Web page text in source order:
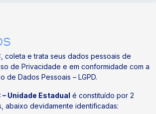
, coleta e trata seus dados pessoais de
de Privacidade e em conformidade com a
de Dados Pessoais – LGPD.
– Unidade Estadual é constituído por 2
abaixo devidamente identificadas: